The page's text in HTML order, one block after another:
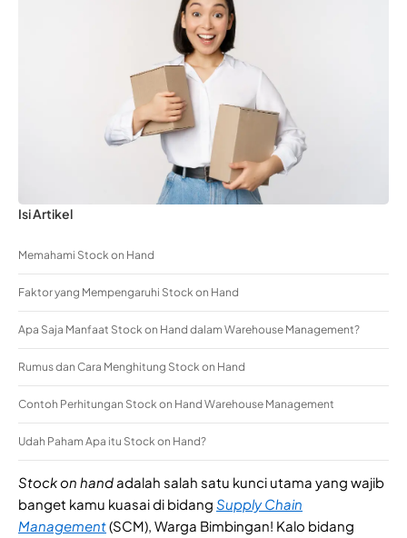
Isi Artikel
Memahami Stock on Hand
Faktor yang Mempengaruhi Stock on Hand
Apa Saja Manfaat Stock on Hand dalam Warehouse Management?
Rumus dan Cara Menghitung Stock on Hand
Contoh Perhitungan Stock on Hand Warehouse Management
Udah Paham Apa itu Stock on Hand?
Stock on handadalah salah satu kunci utama yang wajib
banget kamu kuasai di bidang Supply Chain
Management(SCM), Warga Bimbingan! Kalo bidang